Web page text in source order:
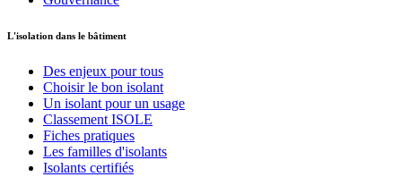
L'isolation dans le bâtiment
Des enjeux pour tous
Choisir le bon isolant
Un isolant pour un usage
Classement ISOLE
Fiches pratiques
Les familles d'isolants
Isolants certifiés